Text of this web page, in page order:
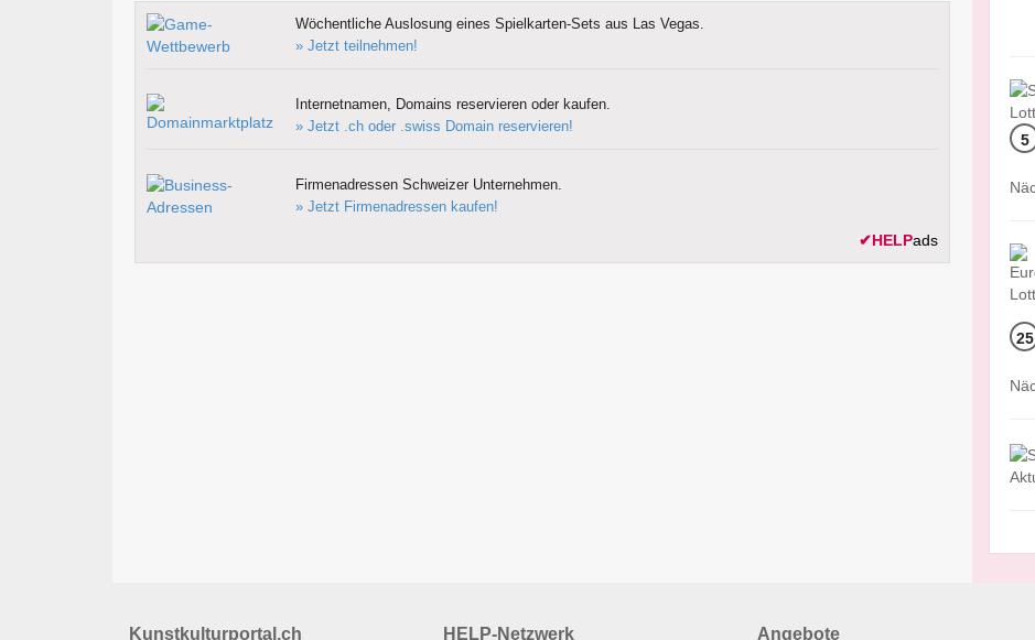
Wöchentliche Auslosung eines Spielkarten-Sets aus Las Vegas.
» Jetzt teilnehmen!
Internetnamen, Domains reservieren oder kaufen.
» Jetzt .ch oder .swiss Domain reservieren!
Firmenadressen Schweizer Unternehmen.
» Jetzt Firmenadressen kaufen!
✔HELPads
5
25
Kunstkulturportal.ch HELP-Netzwerk Angebote